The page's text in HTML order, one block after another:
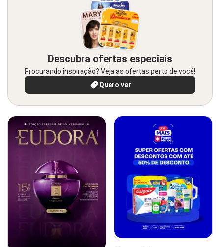
Descubra ofertas especiais
Procurando inspiração? Veja as ofertas perto de você!
Quero ver